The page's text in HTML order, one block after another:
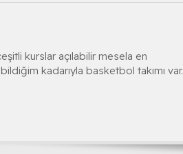
kurslar açılabilir mesela en
kadarıyla basketbol takımı var.